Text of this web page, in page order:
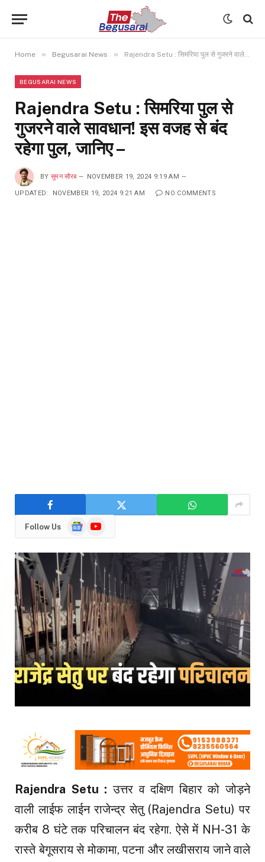
Home » Begusarai News » Rajendra Setu : सिमरिया पुल से गुजरने वाले सावधान! इस वजह से बंद रहेगा पुल, जानिए –
BEGUSARAI NEWS
Rajendra Setu : सिमरिया पुल से
गुजरने वाले सावधान! इस वजह से बंद
रहेगा पुल, जानिए –
BY सुमन सौरब NOVEMBER 19, 2024 9:19 AM
UPDATED: NOVEMBER 19, 2024 9:21 AM NO COMMENTS
Follow Us
GoogleYouTube
Rajendra Setu :उत्तर व दक्षिण बिहार को जोड़ने
वाली लाईफ लाईन राजेन्द्र सेतु (Rajendra Setu) पर
करीब 8 घंटे तक परिचालन बंद रहेगा. ऐसे में NH-31 के
रास्ते बेगूसराय से मोकामा, पटना और लखीसराय जाने वाले